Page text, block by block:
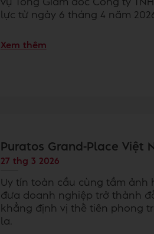
vụ Tổng Giám đốc Công ty
lực từ ngày 6 tháng 4 năm
Xem thêm
Puratos Grand-Place Việt
27 thg 3 2026
Uy tín toàn cầu cùng tầm ảnh
đưa doanh nghiệp trở thành
khẳng định vị thế tiên phong
la.